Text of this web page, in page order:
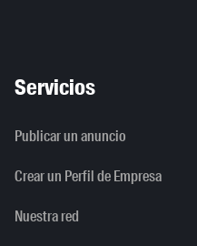
Servicios
Publicar un anuncio
Crear un Perfil de Empresa
Nuestra red